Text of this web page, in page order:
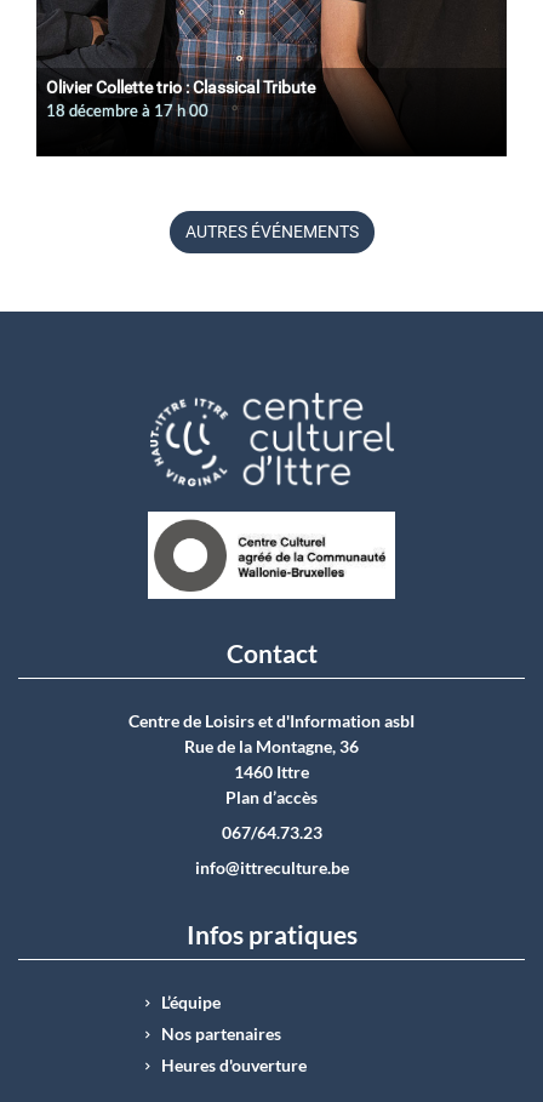
Olivier Collette trio : Classical Tribute
18 décembre à 17 h 00
AUTRES ÉVÉNEMENTS
Contact
Centre de Loisirs et d'Information asbI
Rue de la Montagne, 36
1460 Ittre
Plan d’accès
067/64.73.23
info@ittreculture.be
Infos pratiques
L’équipe
Nos partenaires
Heures d'ouverture